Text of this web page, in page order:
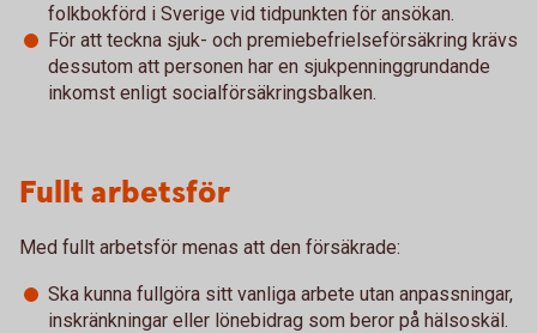
folkbokförd i Sverige vid tidpunkten för ansökan.
För att teckna sjuk- och premiebefrielseförsäkring krävs
dessutom att personen har en sjukpenninggrundande
inkomst enligt socialförsäkringsbalken.
Fullt arbetsför
Med fullt arbetsför menas att den försäkrade:
Ska kunna fullgöra sitt vanliga arbete utan anpassningar,
inskränkningar eller lönebidrag som beror på hälsoskäl.